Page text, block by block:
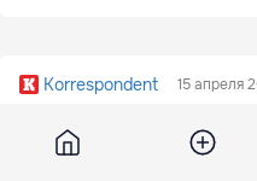
Korrespondent 15 апреля
Россия
Керченского